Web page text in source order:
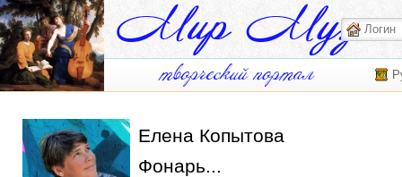
Елена Копытова
Фонарь...